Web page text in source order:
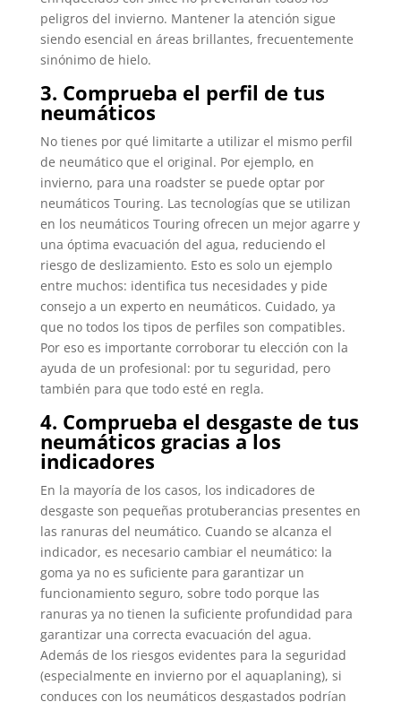
peligros del invierno. Mantener la atención sigue
siendo esencial en áreas brillantes, frecuentemente
sinónimo de hielo.
3. Comprueba el perfil de tus
neumáticos
No tienes por qué limitarte a utilizar el mismo perfil
de neumático que el original. Por ejemplo, en
invierno, para una roadster se puede optar por
neumáticos Touring. Las tecnologías que se utilizan
en los neumáticos Touring ofrecen un mejor agarre y
una óptima evacuación del agua, reduciendo el
riesgo de deslizamiento. Esto es solo un ejemplo
entre muchos: identifica tus necesidades y pide
consejo a un experto en neumáticos. Cuidado, ya
que no todos los tipos de perfiles son compatibles.
Por eso es importante corroborar tu elección con la
ayuda de un profesional: por tu seguridad, pero
también para que todo esté en regla.
4. Comprueba el desgaste de tus
neumáticos gracias a los
indicadores
En la mayoría de los casos, los indicadores de
desgaste son pequeñas protuberancias presentes en
las ranuras del neumático. Cuando se alcanza el
indicador, es necesario cambiar el neumático: la
goma ya no es suficiente para garantizar un
funcionamiento seguro, sobre todo porque las
ranuras ya no tienen la suficiente profundidad para
garantizar una correcta evacuación del agua.
Además de los riesgos evidentes para la seguridad
(especialmente en invierno por el aquaplaning), si
conduces con los neumáticos desgastados podrían